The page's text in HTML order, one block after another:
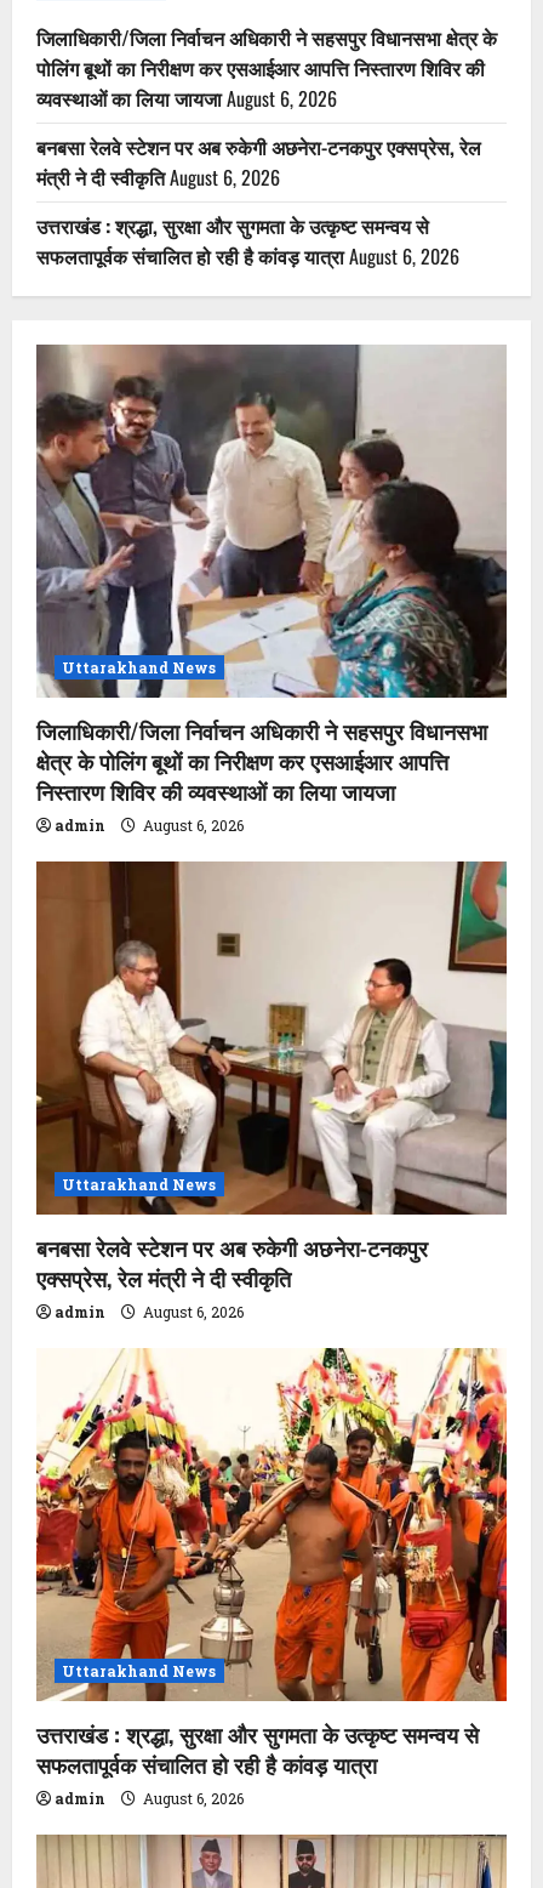
जिलाधिकारी/जिला निर्वाचन अधिकारी ने सहसपुर विधानसभा क्षेत्र के
पोलिंग बूथों का निरीक्षण कर एसआईआर आपत्ति निस्तारण शिविर की
व्यवस्थाओं का लिया जायजाAugust 6, 2026
बनबसा रेलवे स्टेशन पर अब रुकेगी अछनेरा-टनकपुर एक्सप्रेस, रेल
मंत्री ने दी स्वीकृतिAugust 6, 2026
उत्तराखंड : श्रद्धा, सुरक्षा और सुगमता के उत्कृष्ट समन्वय से
सफलतापूर्वक संचालित हो रही है कांवड़ यात्राAugust 6, 2026
Uttarakhand News
जिलाधिकारी/जिला निर्वाचन अधिकारी ने सहसपुर विधानसभा
क्षेत्र के पोलिंग बूथों का निरीक्षण कर एसआईआर आपत्ति
निस्तारण शिविर की व्यवस्थाओं का लिया जायजा
admin August 6, 2026
Uttarakhand News
बनबसा रेलवे स्टेशन पर अब रुकेगी अछनेरा-टनकपुर
एक्सप्रेस, रेल मंत्री ने दी स्वीकृति
admin August 6, 2026
Uttarakhand News
उत्तराखंड : श्रद्धा, सुरक्षा और सुगमता के उत्कृष्ट समन्वय से
सफलतापूर्वक संचालित हो रही है कांवड़ यात्रा
admin August 6, 2026